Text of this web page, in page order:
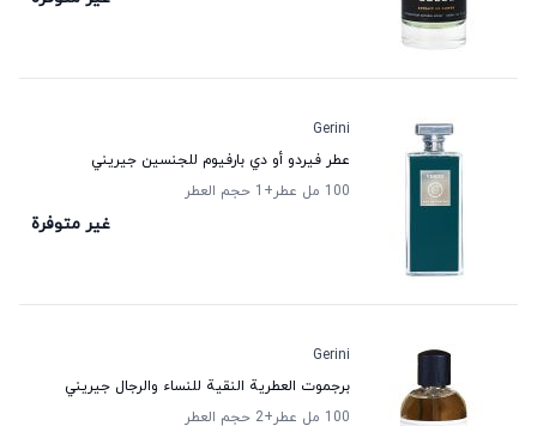
Gerini
عطر فيردو أو دي بارفيوم للجنسين جيريني
100 مل عطر
+1 حجم العطر
غير متوفرة
Gerini
برجموت العطرية النقية للنساء والرجال جيريني
100 مل عطر
+2 حجم العطر